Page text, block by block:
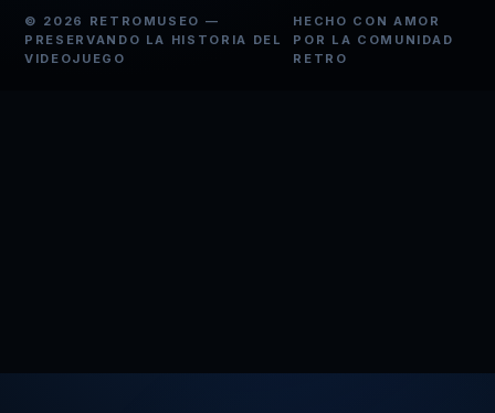
© 2026 RETROMUSEO —
PRESERVANDO LA HISTORIA DEL
VIDEOJUEGO
HECHO CON AMOR
POR LA COMUNIDAD
RETRO